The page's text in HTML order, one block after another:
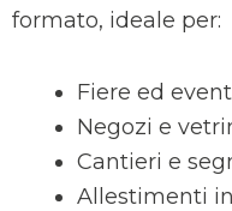
formato, ideale per:
Fiere ed
Negozi e
Cantieri e
Allestimenti